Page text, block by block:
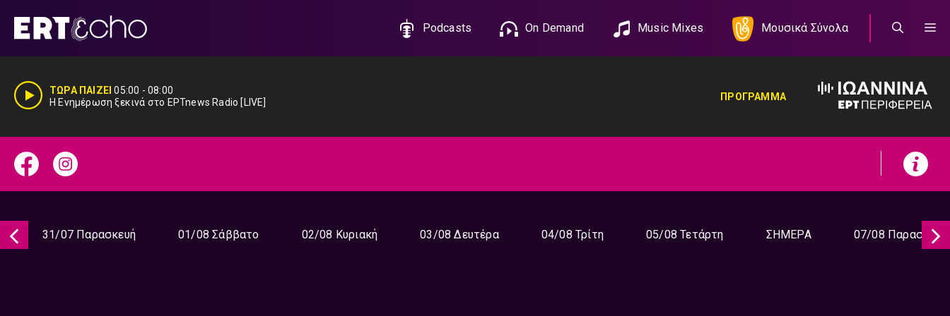
περιεχόμενο
Podcasts On Demand Music Mixes Μουσικά Σύνολα
ΤΩΡΑ ΠΑΙΖΕΙ 05:00 -08:00
Η Ενημέρωση ξεκινά στο EΡTnews Radio [LIVE]
ΠΡΟΓΡΑΜΜΑ
31/07 Παρασκευή 01/08 Σάββατο 02/08 Κυριακή 03/08 Δευτέρα 04/08 Τρίτη 05/08 Τετάρτη ΣΗΜΕΡΑ 07/08 Παρασκευή